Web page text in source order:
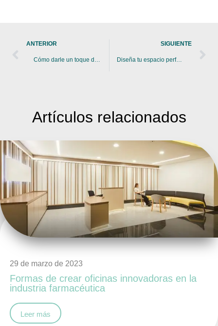
ANTERIOR
Cómo darle un toque de modernidad a tus oficinas tradicionales
SIGUIENTE
Diseña tu espacio perfecto: Catálogo de productos para oficinas
Artículos relacionados
29 de marzo de 2023
Formas de crear oficinas innovadoras en la
industria farmacéutica
Leer más